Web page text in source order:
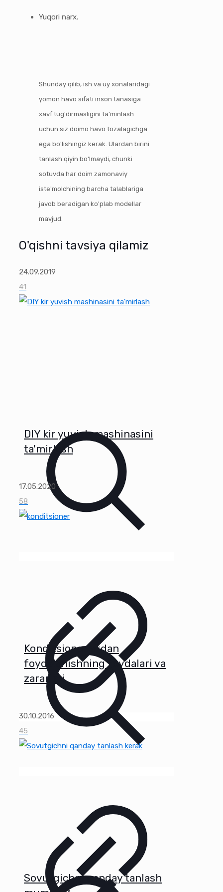
Yuqori narx.
Shunday qilib, ish va uy xonalaridagi
yomon havo sifati inson tanasiga
xavf tug'dirmasligini ta'minlash
uchun siz doimo havo tozalagichga
ega bo'lishingiz kerak. Ulardan birini
tanlash qiyin bo'lmaydi, chunki
sotuvda har doim zamonaviy
iste'molchining barcha talablariga
javob beradigan ko'plab modellar
mavjud.
O'qishni tavsiya qilamiz
24.09.2019
41
DIY kir yuvish mashinasini
ta'mirlash
17.05.2020
58
Konditsionerlardan
foydalanishning foydalari va
zararlari
30.10.2016
45
Sovutgichni qanday tanlash